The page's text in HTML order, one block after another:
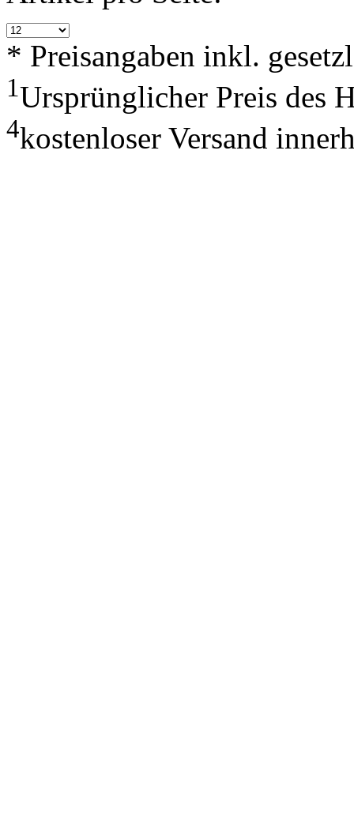
* Preisangaben inkl.
1Ursprünglicher Preis des
4kostenloser Versand